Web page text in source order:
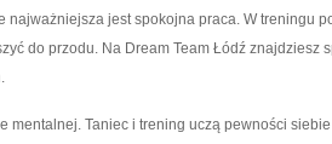
najważniejsza jest spokojna praca. W treningu
do przodu. Na Dream Team Łódź znajdziesz
mentalnej. Taniec i trening uczą pewności